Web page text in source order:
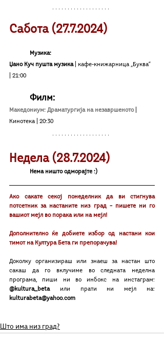
Сабота (27.7.2024)
Музика:
Џано Куч пушта музика
| кафе-книжарница „Буква“
| 21:00
	Филм:
Македониум: Драматургија на незавршеното
Кинотека
| 20:30
Недела (28.7.2024)
Нема ништо одморајте :)
Ако сакате секој понеделник да ви стигнува
потсетник за настаните низ град – пишете ни го
вашиот мејл во порака или на меjл!
Дополнително ќе добиете избор од настани кои
тимот на Култура Бета ги препорачува!
Доколку организираш или знаeш за настан што
сакаш да го вклучиме во следната неделна
@kultura_beta
kulturabeta@yahoo.com
Што има низ град?